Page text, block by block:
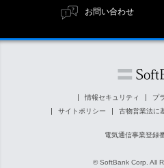
お問い合わせ
情報セキュリティ
プ
サイトポリシー
古物営業法に
電気通信事業登録
© SoftBank Corp. All